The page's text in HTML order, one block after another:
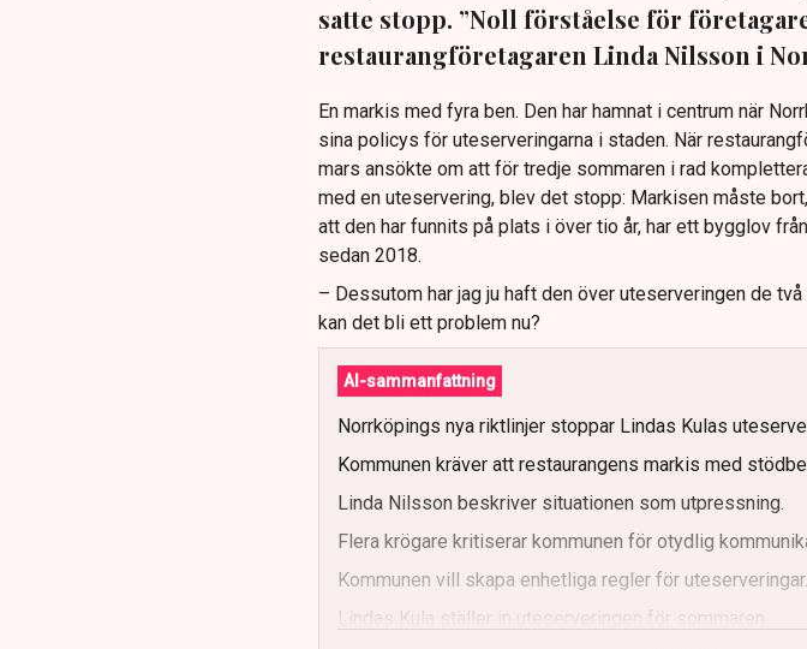
satte stopp. ”Noll förståelse för
restaurangföretagaren Linda Nilsson i
En markis med fyra ben. Den har hamnat i centrum när
sina policys för uteserveringarna i staden. När
mars ansökte om att för tredje sommaren i rad
med en uteservering, blev det stopp: Markisen måste
att den har funnits på plats i över tio år, har ett bygglov
sedan 2018.
– Dessutom har jag ju haft den över uteserveringen de
kan det bli ett problem nu?
AI-sammanfattning
Norrköpings nya riktlinjer stoppar Lindas Kulas
Kommunen kräver att restaurangens markis med
Linda Nilsson beskriver situationen som utpressning.
Flera krögare kritiserar kommunen för otydlig
Kommunen vill skapa enhetliga regler för uteserveringar.
Lindas Kula ställer in uteserveringen för sommaren.